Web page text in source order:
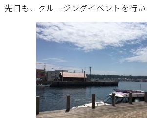
先日も、クルージングイベントを行い